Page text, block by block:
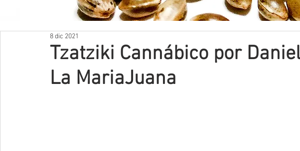
NUESTRAS REDES
Tzatziki Cannábico por
La MariaJuana
8 dic 2021